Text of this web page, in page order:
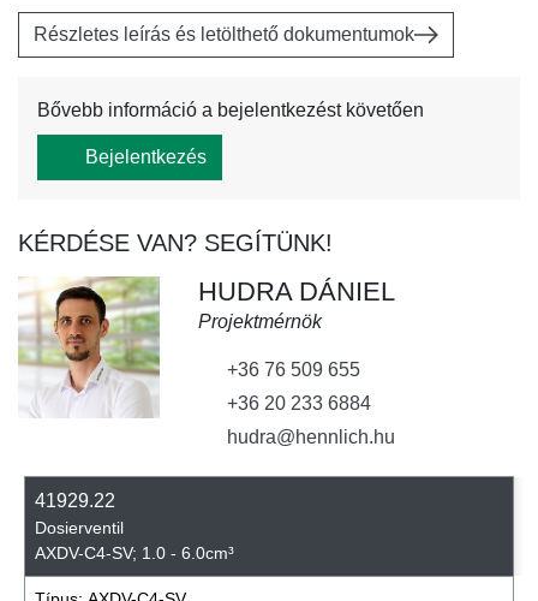
Részletes leírás és letölthető dokumentumok
Bővebb információ a bejelentkezést követően
Bejelentkezés
KÉRDÉSE VAN? SEGÍTÜNK!
HUDRA DÁNIEL
Projektmérnök
+36 76 509 655
+36 20 233 6884
hudra@hennlich.hu
41929.22
Dosierventil
AXDV-C4-SV; 1.0 - 6.0cm³